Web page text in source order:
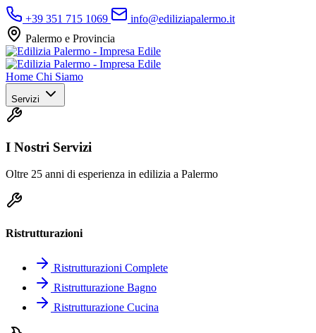
+39 351 715 1069
info@ediliziapalermo.it
Palermo e Provincia
Home Chi Siamo
Servizi
I Nostri Servizi
Oltre 25 anni di esperienza in edilizia a Palermo
Ristrutturazioni
Ristrutturazioni Complete
Ristrutturazione Bagno
Ristrutturazione Cucina